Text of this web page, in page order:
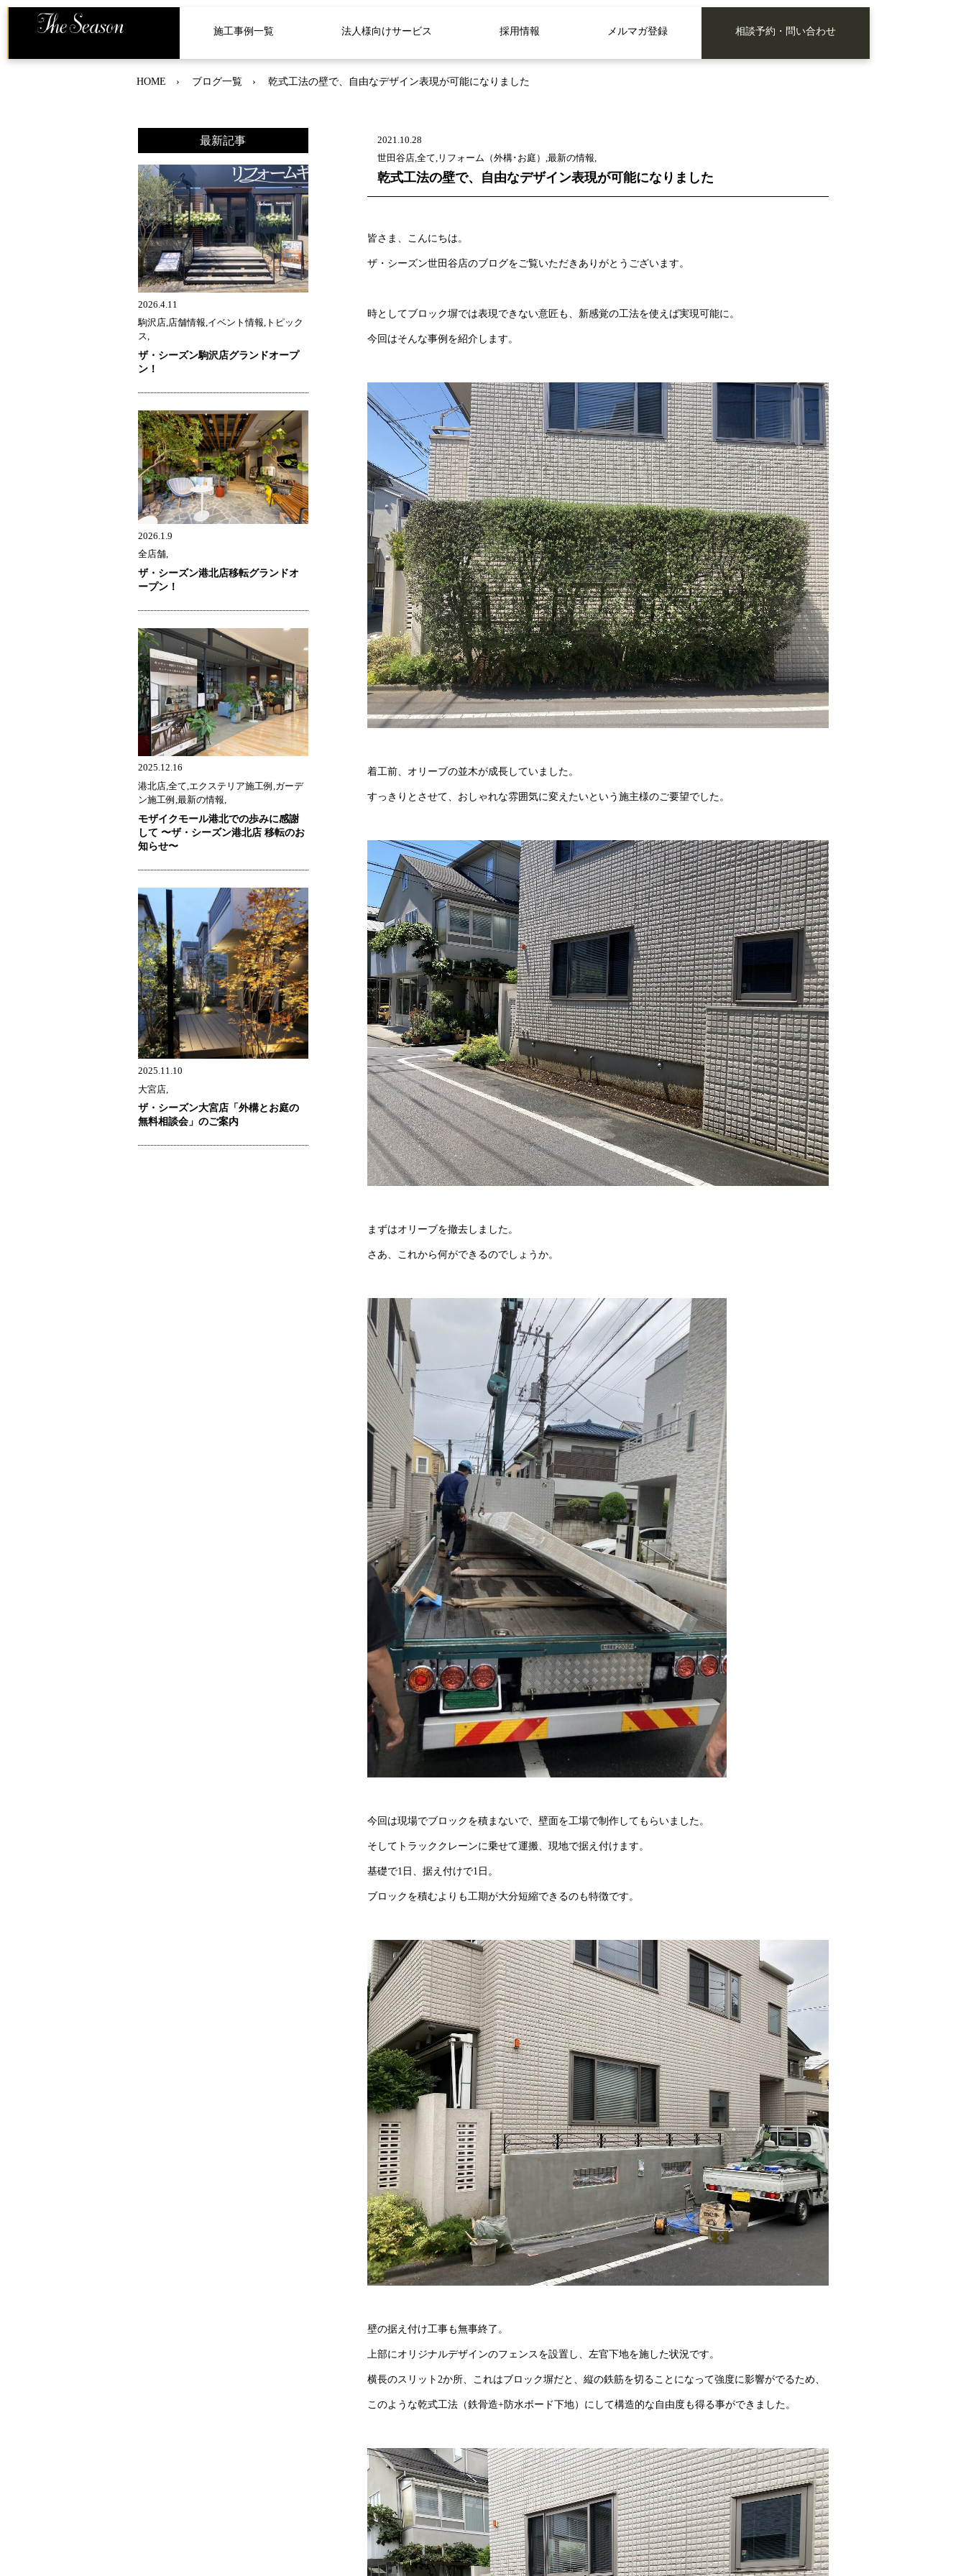
施工事例一覧 法人様向けサービス 採用情報 メルマガ登録 相談予約・問い合わせ
HOME ブログ一覧 乾式工法の壁で、自由なデザイン表現が可能になりました
2021.10.28
世田谷店,全て,リフォーム（外構･お庭）,最新の情報,
乾式工法の壁で、自由なデザイン表現が可能になりました
皆さま、こんにちは。
ザ・シーズン世田谷店のブログをご覧いただきありがとうございます。
時としてブロック塀では表現できない意匠も、新感覚の工法を使えば実現可能に。
今回はそんな事例を紹介します。
着工前、オリーブの並木が成長していました。
すっきりとさせて、おしゃれな雰囲気に変えたいという施主様のご要望でした。
まずはオリーブを撤去しました。
さあ、これから何ができるのでしょうか。
今回は現場でブロックを積まないで、壁面を工場で制作してもらいました。
そしてトラッククレーンに乗せて運搬、現地で据え付けます。
基礎で1日、据え付けで1日。
ブロックを積むよりも工期が大分短縮できるのも特徴です。
壁の据え付け工事も無事終了。
上部にオリジナルデザインのフェンスを設置し、左官下地を施した状況です。
横長のスリット2か所、これはブロック塀だと、縦の鉄筋を切ることになって強度に影響がでるため、
このような乾式工法（鉄骨造+防水ボード下地）にして構造的な自由度も得る事ができました。
最新記事
2026.4.11
駒沢店,店舗情報,イベント情報,トピック
ス,
ザ・シーズン駒沢店グランドオープ
ン！
2026.1.9
全店舗,
ザ・シーズン港北店移転グランドオ
ープン！
2025.12.16
港北店,全て,エクステリア施工例,ガーデ
ン施工例,最新の情報,
モザイクモール港北での歩みに感謝
して 〜ザ・シーズン港北店 移転のお
知らせ〜
2025.11.10
大宮店,
ザ・シーズン大宮店「外構とお庭の
無料相談会」のご案内